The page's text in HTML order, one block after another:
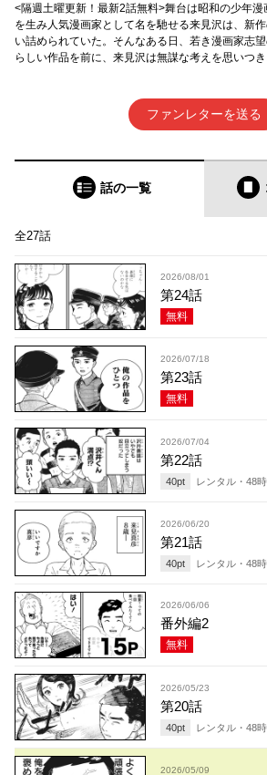
<隔週土曜更新！最新2話無料>舞台は昭和の少年
を生み人気漫画家として名を馳せる来見沢は、新
い詰められていた。そんなある日、若き漫画家志
らしい作品を前に、来見沢は無謀な考えを思いつ
ファンレターを送る
話の一覧
全27話
2026/08/01
第24話
無料
2026/07/18
第23話
無料
2026/07/04
第22話
40pt レンタル・ 48
2026/06/20
第21話
40pt レンタル・ 48
2026/06/06
番外編2
無料
2026/05/23
第20話
40pt レンタル・ 48
2026/05/09